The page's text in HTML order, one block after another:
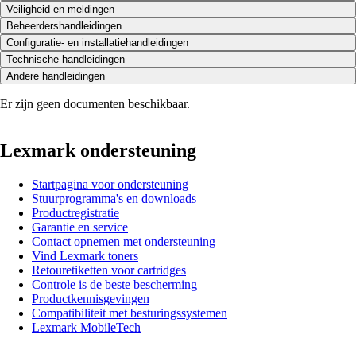
Veiligheid en meldingen
Beheerdershandleidingen
Configuratie- en installatiehandleidingen
Technische handleidingen
Andere handleidingen
Er zijn geen documenten beschikbaar.
Lexmark ondersteuning
Startpagina voor ondersteuning
Stuurprogramma's en downloads
Productregistratie
Garantie en service
Contact opnemen met ondersteuning
Vind Lexmark toners
Retouretiketten voor cartridges
Controle is de beste bescherming
Productkennisgevingen
Compatibiliteit met besturingssystemen
Lexmark MobileTech